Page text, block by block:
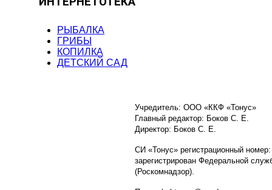
РЫБАЛКА
ГРИБЫ
КОПИЛКА
ДЕТСКИЙ САД
Учредитель: ООО «ККФ «Тонус»
Главный редактор: Боков С. Е.
Директор: Боков С. Е.
СИ «Тонус» регистрационный
зарегистрирован Федеральной
(Роскомнадзор).